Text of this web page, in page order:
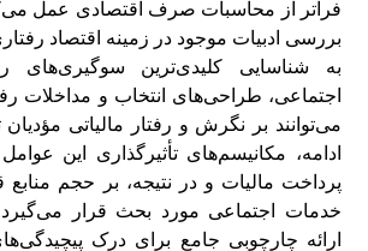
فراتر از محاسبات صرف اقتصادی عمل
بررسی ادبیات موجود در زمینه اقتصاد
به شناسایی کلیدی‌ترین سوگیری‌های
اجتماعی، طراحی‌های انتخاب و مداخلات
می‌توانند بر نگرش و رفتار مالیاتی مؤدیان
ادامه، مکانیسم‌های تأثیرگذاری این
پرداخت مالیات و در نتیجه، بر حجم
خدمات اجتماعی مورد بحث قرار
ارائه چارچوبی جامع برای درک